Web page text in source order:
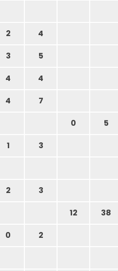
2
4
3
5
4 4
4
7
0 5
1
3
2 3
12 38
0
2